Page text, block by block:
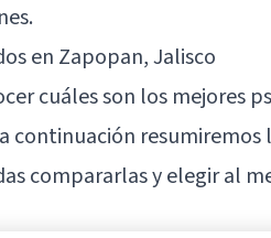
en Zapopan, Jalisco
cuáles son los mejores
continuación resumiremos
compararlas y elegir al